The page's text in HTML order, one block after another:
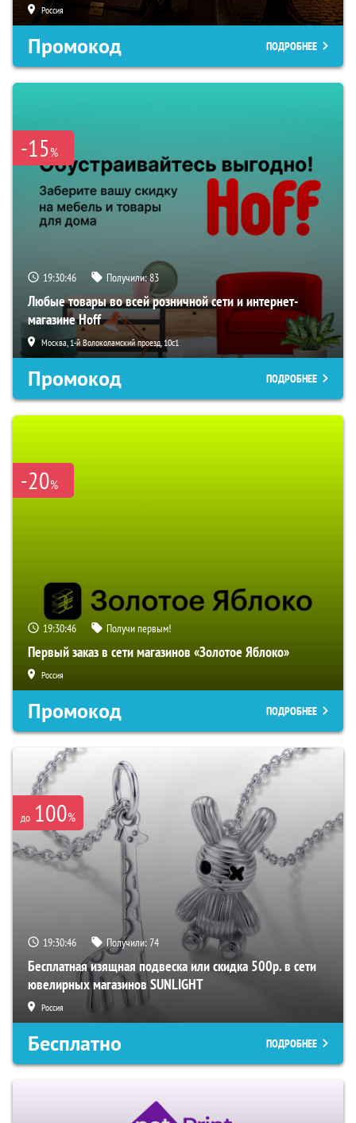
Россия
Промокод ПОДРОБНЕЕ
-15%
19:30:45 Получили:83
Любые товары во всей розничной сети и интернет-
магазине Hoff
Москва, 1-й Волоколамский проезд, 10с1
Промокод ПОДРОБНЕЕ
-20%
19:30:45 Получи первым!
Первый заказ в сети магазинов «Золотое Яблоко»
Россия
Промокод ПОДРОБНЕЕ
до 100%
19:30:45 Получили:74
Бесплатная изящная подвеска или скидка 500р. в сети
ювелирных магазинов SUNLIGHT
Россия
Бесплатно ПОДРОБНЕЕ